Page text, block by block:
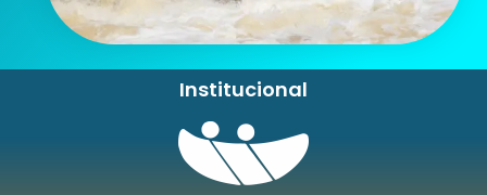
Institucional